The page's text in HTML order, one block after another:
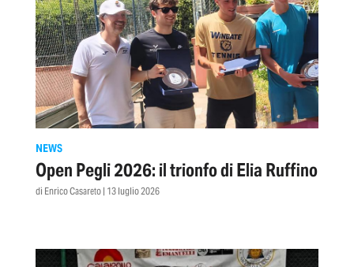
NEWS
Open Pegli 2026: il trionfo di Elia Ruffino
di Enrico Casareto | 13 luglio 2026